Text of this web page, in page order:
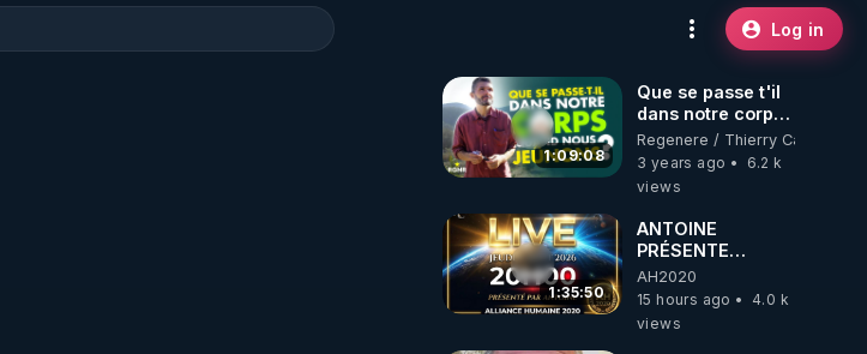
Log in
1:09:08
Que se passe t'il
dans notre corps
quand nous
jeûnons ?
Regenere / Thierry
3 years ago
6.2 k
views
1:35:50
ANTOINE
PRÉSENTE
AH2020 LE LIVE
20H ***DU
06/08/2026***
AH2020
15 hours ago
4.0 k
views